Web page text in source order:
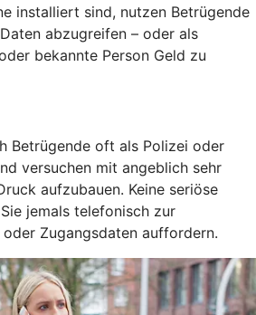
installiert sind, nutzen Betrügende
abzugreifen – oder als
bekannte Person Geld zu
Betrügende oft als Polizei oder
versuchen mit angeblich sehr
aufzubauen. Keine seriöse
jemals telefonisch zur
Zugangsdaten auffordern.